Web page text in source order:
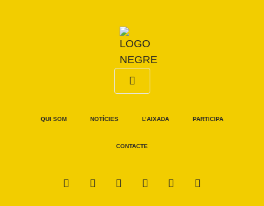
QUI SOM NOTÍCIES L’AIXADA PARTICIPA
CONTACTE